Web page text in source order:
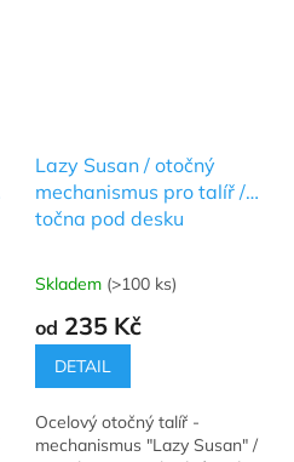
Lazy Susan / otočný
mechanismus pro talíř /
točna pod desku
Průměrné
produktu
4,8
5
hvězdiček.
Skladem (>100 ks)
od 235 Kč
DETAIL
Ocelový otočný talíř -
mechanismus "Lazy Susan" /